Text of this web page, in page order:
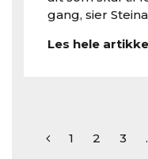
gang, sier
Les hele
1 2 3